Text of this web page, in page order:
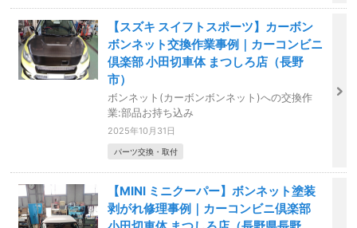
【スズキ スイフトスポーツ】カーボン
ボンネット交換作業事例｜カーコンビニ
倶楽部 小田切車体 まつしろ店（長野
市）
ボンネット(カーボンボンネット)への交換作
業:部品お持ち込み
2025年10月31日
パーツ交換・取付
【MINI ミニクーパー】ボンネット塗装
剥がれ修理事例｜カーコンビニ倶楽部